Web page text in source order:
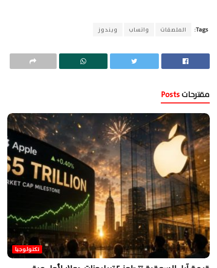
Tags: الملصقات واتساب ويندوز
مقترحات
تكنولوجيا